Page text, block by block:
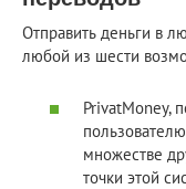
Отправить деньги в
любой из шести
PrivatMoney,
множестве
точки этой